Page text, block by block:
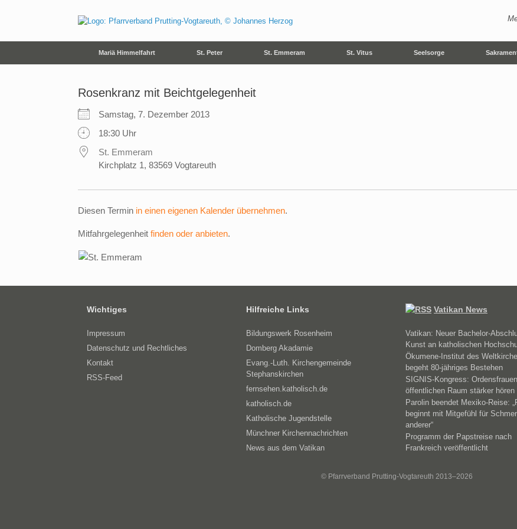
Mariä Himmelfahrt St. Peter St. Emmeram St. Vitus Seelsorge
Rosenkranz mit Beichtgelegenheit
Samstag, 7. Dezember 2013
18:30 Uhr
St. Emmeram
Kirchplatz 1, 83569 Vogtareuth
Diesen Termin in einen eigenen Kalender übernehmen.
Mitfahrgelegenheit finden oder anbieten.
Wichtiges
Impressum
Datenschutz und Rechtliches
Kontakt
RSS-Feed
Hilfreiche Links
Bildungswerk Rosenheim
Domberg Akadamie
Evang.-Luth. Kirchengemeinde
Stephanskirchen
fernsehen.katholisch.de
katholisch.de
Katholische Jugendstelle
Münchner Kirchennachrichten
News aus dem Vatikan
Vatikan News
Vatikan: Neuer Bachelor-
Kunst an katholischen
Ökumene-Institut des
begeht 80-jähriges Bestehen
SIGNIS-Kongress:
öffentlichen Raum stärker hören
Parolin beendet Mexiko-Reise:
beginnt mit Mitgefühl für
anderer“
Programm der Papstreise nach
Frankreich veröffentlicht
© Pfarrverband Prutting-Vogtareuth 2013–2026